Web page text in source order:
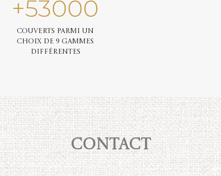
+53000
Couverts parmi un
choix de 9 gammes
différentes
Contact